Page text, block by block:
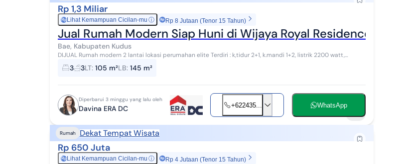
Rp 1,3 Miliar
RpLihat Kemampuan Cicilan-mu ⓘ Rp 8 Jutaan (Tenor 15 Tahun)
Jual Rumah Modern Siap Huni di Wijaya Royal Residence Kudus
Bae, Kabupaten Kudus
DIJUAL Rumah modern 2 lantai lokasi perumahan elite Terdiri : k,tidur 2+1, k.mandi 1+2, listrik 2200 watt,
3 3LT: 105 m²LB: 145 m²
Diperbarui 3 minggu yang lalu oleh
Davina ERA DC +622435... WhatsApp
Rumah Dekat Tempat Wisata
Rp 650 Juta
RpLihat Kemampuan Cicilan-mu ⓘ Rp 4 Jutaan (Tenor 15 Tahun)